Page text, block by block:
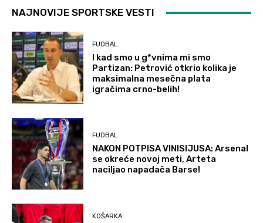
NAJNOVIJE SPORTSKE VESTI
FUDBAL
I kad smo u g*vnima mi smo
Partizan: Petrović otkrio kolika je
maksimalna mesečna plata
igračima crno-belih!
FUDBAL
NAKON POTPISA VINISIJUSA: Arsenal
se okreće novoj meti, Arteta
naciljao napadača Barse!
KOŠARKA